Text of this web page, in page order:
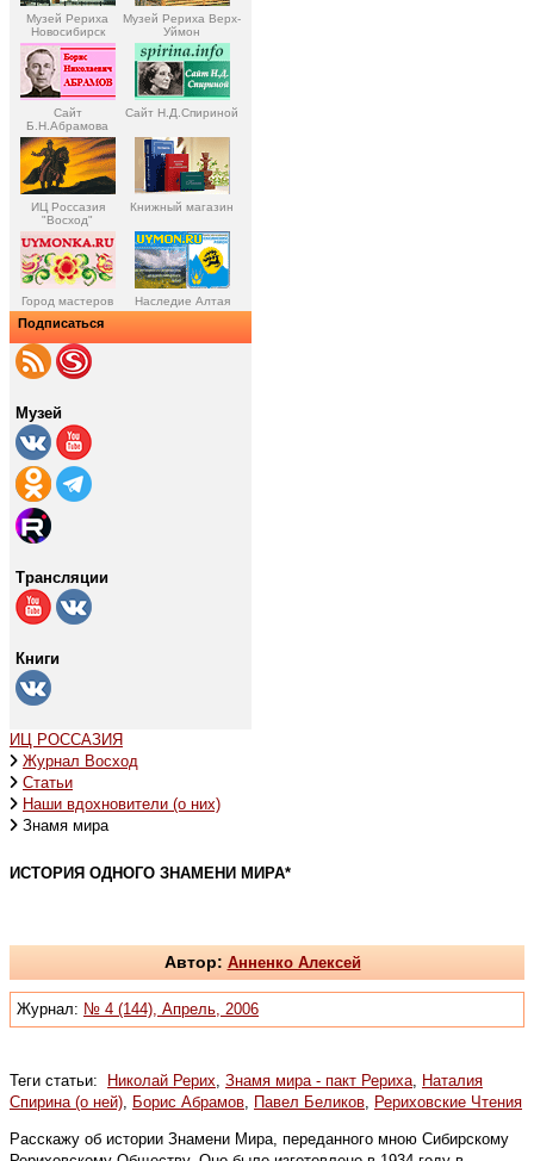
Музей Рериха
Новосибирск
Музей Рериха Верх-
Уймон
Сайт
Б.Н.Абрамова
Сайт Н.Д.Спириной
ИЦ Россазия
"Восход"
Книжный магазин
Город мастеров Наследие Алтая
Подписаться
Музей
Трансляции
Книги
ИЦ РОССАЗИЯ
Журнал Восход
Статьи
Наши вдохновители (о них)
Знамя мира
ИСТОРИЯ ОДНОГО ЗНАМЕНИ МИРА*
Автор: Анненко Алексей
Журнал: № 4 (144), Апрель, 2006
Теги статьи: Николай Рерих Знамя мира - пакт Рериха Наталия
Спирина (о ней) Борис Абрамов Павел Беликов Рериховские Чтения
Расскажу об истории Знамени Мира, переданного мною Сибирскому